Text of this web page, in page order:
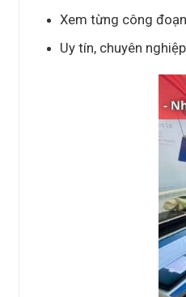
Xem từng công
Uy tín, chuyên